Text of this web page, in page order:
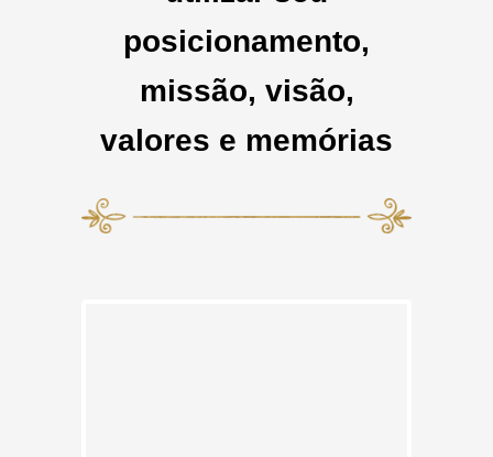
posicionamento,
missão, visão,
valores e memórias